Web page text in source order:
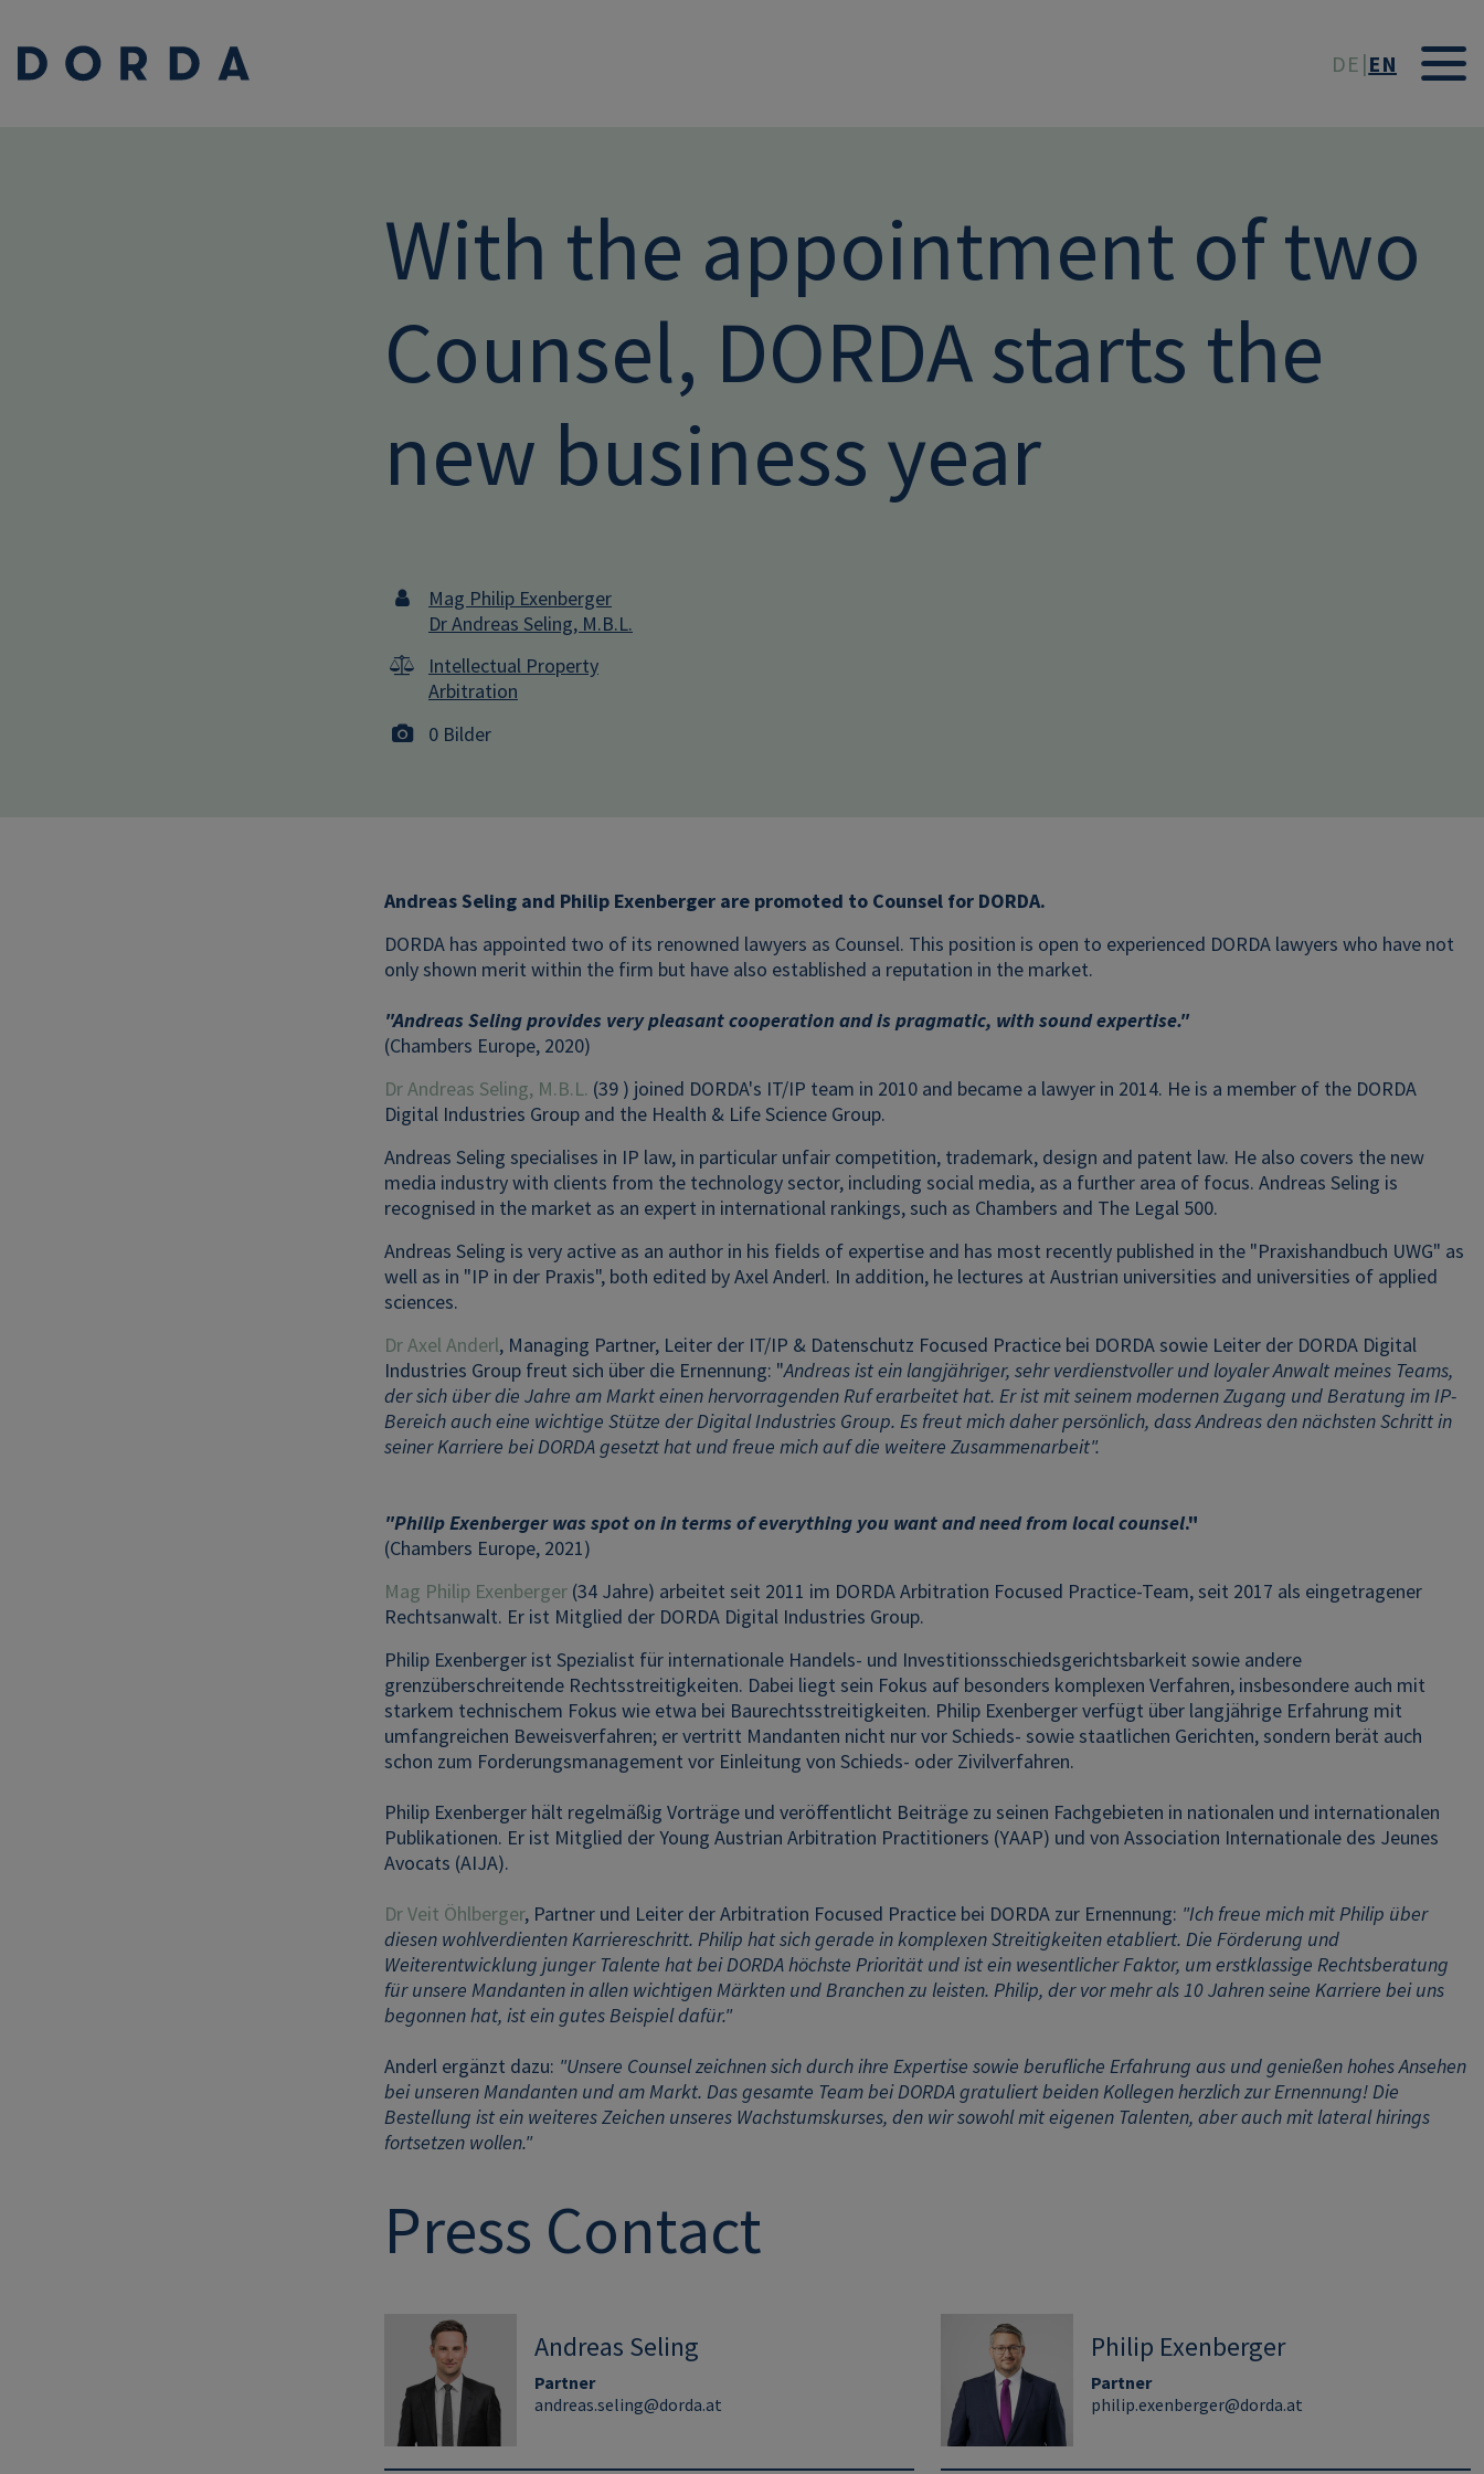
DE EN
With the appointment of two
Counsel, DORDA starts the
new business year
Mag Philip Exenberger
Dr Andreas Seling, M.B.L.
Intellectual Property
Arbitration
0 Bilder
Andreas Seling and Philip Exenberger are promoted to Counsel for DORDA.
DORDA has appointed two of its renowned lawyers as Counsel. This position is open to experienced DORDA lawyers who have not
only shown merit within the firm but have also established a reputation in the market.
"Andreas Seling provides very pleasant cooperation and is pragmatic, with sound expertise."
(Chambers Europe, 2020)
Dr Andreas Seling, M.B.L. (39 ) joined DORDA's IT/IP team in 2010 and became a lawyer in 2014. He is a member of the DORDA
Digital Industries Group and the Health & Life Science Group.
Andreas Seling specialises in IP law, in particular unfair competition, trademark, design and patent law. He also covers the new
media industry with clients from the technology sector, including social media, as a further area of focus. Andreas Seling is
recognised in the market as an expert in international rankings, such as Chambers and The Legal 500.
Andreas Seling is very active as an author in his fields of expertise and has most recently published in the "Praxishandbuch UWG" as
well as in "IP in der Praxis", both edited by Axel Anderl. In addition, he lectures at Austrian universities and universities of applied
sciences.
Dr Axel Anderl, Managing Partner, Leiter der IT/IP & Datenschutz Focused Practice bei DORDA sowie Leiter der DORDA Digital
Industries Group freut sich über die Ernennung: "Andreas ist ein langjähriger, sehr verdienstvoller und loyaler Anwalt meines Teams,
der sich über die Jahre am Markt einen hervorragenden Ruf erarbeitet hat. Er ist mit seinem modernen Zugang und Beratung im IP-
Bereich auch eine wichtige Stütze der Digital Industries Group. Es freut mich daher persönlich, dass Andreas den nächsten Schritt in
seiner Karriere bei DORDA gesetzt hat und freue mich auf die weitere Zusammenarbeit".
"Philip Exenberger was spot on in terms of everything you want and need from local counsel."
(Chambers Europe, 2021)
Mag Philip Exenberger (34 Jahre) arbeitet seit 2011 im DORDA Arbitration Focused Practice-Team, seit 2017 als eingetragener
Rechtsanwalt. Er ist Mitglied der DORDA Digital Industries Group.
Philip Exenberger ist Spezialist für internationale Handels- und Investitionsschiedsgerichtsbarkeit sowie andere
grenzüberschreitende Rechtsstreitigkeiten. Dabei liegt sein Fokus auf besonders komplexen Verfahren, insbesondere auch mit
starkem technischem Fokus wie etwa bei Baurechtsstreitigkeiten. Philip Exenberger verfügt über langjährige Erfahrung mit
umfangreichen Beweisverfahren; er vertritt Mandanten nicht nur vor Schieds- sowie staatlichen Gerichten, sondern berät auch
schon zum Forderungsmanagement vor Einleitung von Schieds- oder Zivilverfahren.
Philip Exenberger hält regelmäßig Vorträge und veröffentlicht Beiträge zu seinen Fachgebieten in nationalen und internationalen
Publikationen. Er ist Mitglied der Young Austrian Arbitration Practitioners (YAAP) und von Association Internationale des Jeunes
Avocats (AIJA).
Dr Veit Öhlberger, Partner und Leiter der Arbitration Focused Practice bei DORDA zur Ernennung: "Ich freue mich mit Philip über
diesen wohlverdienten Karriereschritt. Philip hat sich gerade in komplexen Streitigkeitenetabliert. Die Förderung und
Weiterentwicklung junger Talente hat bei DORDA höchste Priorität und ist ein wesentlicher Faktor, um erstklassige Rechtsberatung
für unsere Mandanten in allen wichtigen Märkten und Branchen zu leisten. Philip, der vor mehr als 10 Jahren seine Karriere bei uns
begonnen hat, ist ein gutes Beispiel dafür."
Anderl ergänzt dazu: "Unsere Counsel zeichnen sich durch ihre Expertise sowie berufliche Erfahrung aus und genießen hohes Ansehen
bei unseren Mandanten und am Markt. Das gesamte Team bei DORDA gratuliert beiden Kollegen herzlich zur Ernennung! Die
Bestellung ist ein weiteres Zeichen unseres Wachstumskurses, den wir sowohl mit eigenen Talenten, aber auch mit lateral hirings
fortsetzen wollen."
Press Contact
Andreas Seling
Partner
andreas.seling@dorda.at
Philip Exenberger
Partner
philip.exenberger@dorda.at